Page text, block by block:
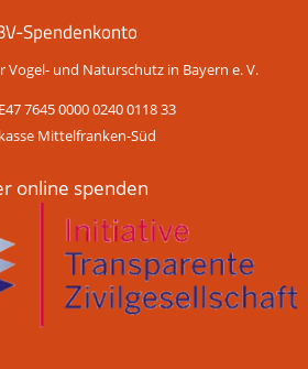
Spendenkonto
Vogel- und Naturschutz in Bayern e. V.
7645 0000 0240 0118 33
Mittelfranken-Süd
online spenden